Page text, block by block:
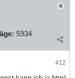
5934
#12